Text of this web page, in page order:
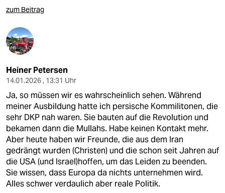
zum Beitrag
Heiner Petersen
14.01.2026 , 13:31 Uhr
Ja, so müssen wir es wahrscheinlich sehen. Während
meiner Ausbildung hatte ich persische Kommilitonen, die
sehr DKP nah waren. Sie bauten auf die Revolution und
bekamen dann die Mullahs. Habe keinen Kontakt mehr.
Aber heute haben wir Freunde, die aus dem Iran
gedrängt wurden (Christen) und die schon seit Jahren auf
die USA (und Israel)hoffen, um das Leiden zu beenden.
Sie wissen, dass Europa da nichts unternehmen wird.
Alles schwer verdaulich aber reale Politik.